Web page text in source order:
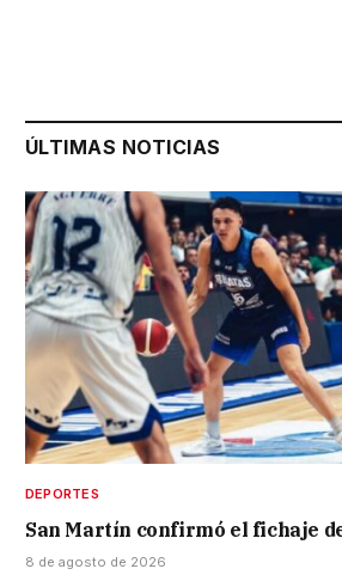
ÚLTIMAS NOTICIAS
DEPORTES
San Martín confirmó el fichaje
8 de agosto de 2026